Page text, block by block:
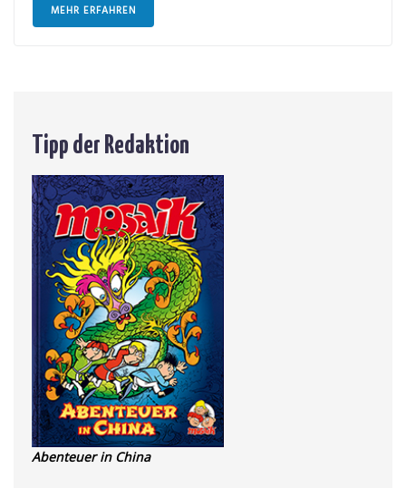
MEHR ERFAHREN
Tipp der Redaktion
Abenteuer in China